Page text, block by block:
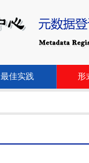
最佳实践 形